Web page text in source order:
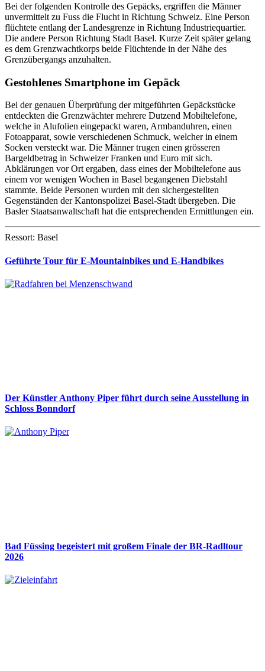
Bei der folgenden Kontrolle des Gepäcks, ergriffen die Männer
unvermittelt zu Fuss die Flucht in Richtung Schweiz. Eine Person
flüchtete entlang der Landesgrenze in Richtung Industriequartier.
Die andere Person Richtung Stadt Basel. Kurze Zeit später gelang
es dem Grenzwachtkorps beide Flüchtende in der Nähe des
Grenzübergangs anzuhalten.
Gestohlenes Smartphone im Gepäck
Bei der genauen Überprüfung der mitgeführten Gepäckstücke
entdeckten die Grenzwächter mehrere Dutzend Mobiltelefone,
welche in Alufolien eingepackt waren, Armbanduhren, einen
Fotoapparat, sowie verschiedenen Schmuck, welcher in einem
Socken versteckt war. Die Männer trugen einen grösseren
Bargeldbetrag in Schweizer Franken und Euro mit sich.
Abklärungen vor Ort ergaben, dass eines der Mobiltelefone aus
einem vor wenigen Wochen in Basel begangenen Diebstahl
stammte. Beide Personen wurden mit den sichergestellten
Gegenständen der Kantonspolizei Basel-Stadt übergeben. Die
Basler Staatsanwaltschaft hat die entsprechenden Ermittlungen ein.
Ressort: Basel
Geführte Tour für E-Mountainbikes und E-Handbikes
Der Künstler Anthony Piper führt durch seine Ausstellung in
Schloss Bonndorf
Bad Füssing begeistert mit großem Finale der BR-Radltour
2026